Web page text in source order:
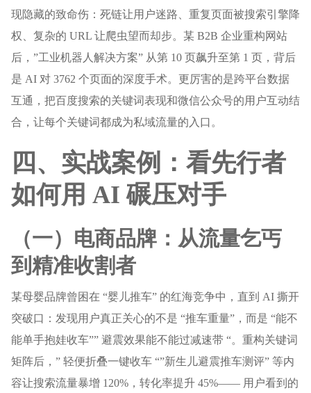
现隐藏的致命伤：死链让用户迷路、重复页面被搜索引擎降
权、复杂的 URL 让爬虫望而却步。某 B2B 企业重构网站
后，”工业机器人解决方案” 从第 10 页飙升至第 1 页，背后
是 AI 对 3762 个页面的深度手术。更厉害的是跨平台数据
互通，把百度搜索的关键词表现和微信公众号的用户互动结
合，让每个关键词都成为私域流量的入口。
四、实战案例：看先行者
如何用 AI 碾压对手
（一）电商品牌：从流量乞丐
到精准收割者
某母婴品牌曾困在 “婴儿推车” 的红海竞争中，直到 AI 撕开
突破口：发现用户真正关心的不是 “推车重量”，而是 “能不
能单手抱娃收车”” 避震效果能不能过减速带 “。重构关键词
矩阵后，” 轻便折叠一键收车 “”新生儿避震推车测评” 等内
容让搜索流量暴增 120%，转化率提升 45%—— 用户看到的